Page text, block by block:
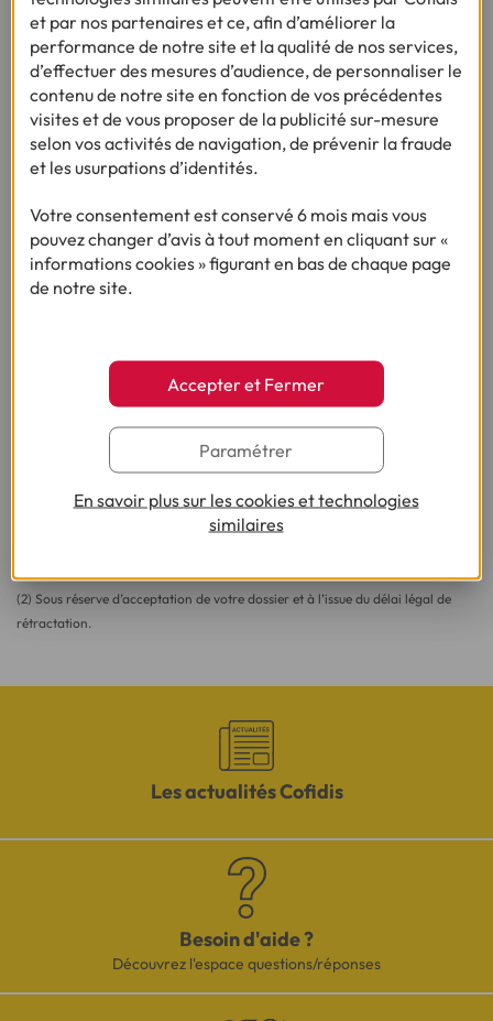
Ça pourrait vous intéresser
répond !
(1) Vous recevrez ensuite un contrat pré-rempli qu'il vous faudra nous
renvoyer complété, daté, signé et accompagné des justificatifs demandés en
(2) Sous réserve d’acceptation de votre dossier et à l’issue du délai légal de
rétractation.
Les actualités Cofidis
Besoin d'aide ?
Découvrez l'espace questions/réponses
et par nos partenaires et ce, afin d’améliorer la
performance de notre site et la qualité de nos services,
d’effectuer des mesures d’audience, de personnaliser le
contenu de notre site en fonction de vos précédentes
visites et de vous proposer de la publicité sur-mesure
selon vos activités de navigation, de prévenir la fraude
et les usurpations d’identités.
Votre consentement est conservé 6 mois mais vous
pouvez changer d’avis à tout moment en cliquant sur «
informations cookies » figurant en bas de chaque page
de notre site.
Accepter et Fermer
Paramétrer
En savoir plus sur les cookies et technologies
similaires